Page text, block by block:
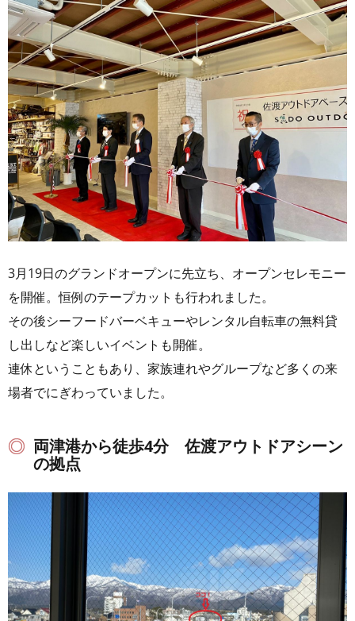
3月19日のグランドオープンに先立ち、オープンセレモニー
を開催。恒例のテープカットも行われました。
その後シーフードバーベキューやレンタル自転車の無料貸
し出しなど楽しいイベントも開催。
連休ということもあり、家族連れやグループなど多くの来
場者でにぎわっていました。
両津港から徒歩4分 佐渡アウトドアシーン
の拠点